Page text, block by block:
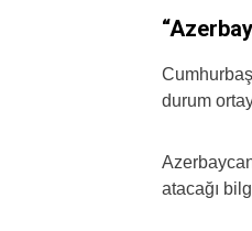
durum
atacağı